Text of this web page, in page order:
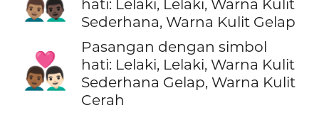
hati: Lelaki, Lelaki, Warna Kulit
Sederhana, Warna Kulit Gelap
👨🏾‍❤️‍👨🏻
Pasangan dengan simbol
hati: Lelaki, Lelaki, Warna Kulit
Sederhana Gelap, Warna Kulit
Cerah